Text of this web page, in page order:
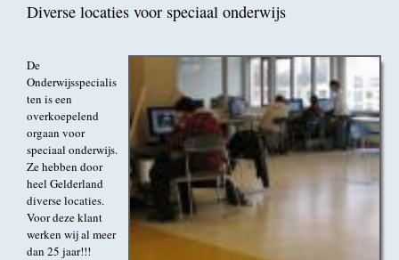
Diverse locaties voor speciaal onderwijs
De
Onderwijsspecialis
ten is een
overkoepelend
orgaan voor
speciaal onderwijs.
Ze hebben door
heel Gelderland
diverse locaties.
Voor deze klant
werken wij al meer
dan 25 jaar!!!